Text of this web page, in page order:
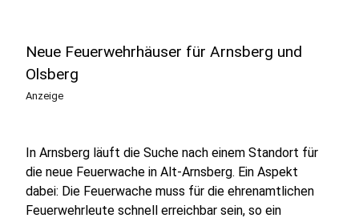
Neue Feuerwehrhäuser für Arnsberg und
Olsberg
Anzeige
In Arnsberg läuft die Suche nach einem Standort für
die neue Feuerwache in Alt-Arnsberg. Ein Aspekt
dabei: Die Feuerwache muss für die ehrenamtlichen
Feuerwehrleute schnell erreichbar sein, so ein